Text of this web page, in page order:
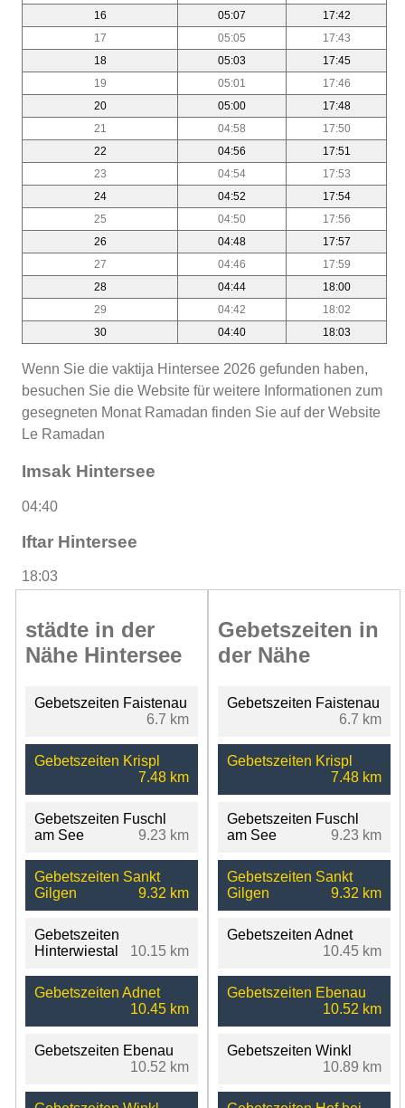
16
05:07
17:42
17
05:05
17:43
18
05:03
17:45
19
05:01
17:46
20
05:00
17:48
21
04:58
17:50
22
04:56
17:51
23
04:54
17:53
24
04:52
17:54
25
04:50
17:56
26
04:48
17:57
27
04:46
17:59
28
04:44
18:00
29
04:42
18:02
30
04:40 18:03
Wenn Sie die vaktija Hintersee 2026 gefunden haben,
besuchen Sie die Website für weitere Informationen zum
gesegneten Monat Ramadan finden Sie auf der Website
Le Ramadan
Imsak Hintersee
04:40
Iftar Hintersee
18:03
städte in der
Nähe Hintersee
Gebetszeiten Faistenau
6.7 km
Gebetszeiten Krispl
7.48 km
Gebetszeiten Fuschl
am See
9.23 km
Gebetszeiten Sankt
Gilgen
9.32 km
Gebetszeiten
Hinterwiestal
10.15 km
Gebetszeiten Adnet
10.45 km
Gebetszeiten Ebenau
10.52 km
Gebetszeiten in
der Nähe
Gebetszeiten Faistenau
6.7 km
Gebetszeiten Krispl
7.48 km
Gebetszeiten Fuschl
am See
9.23 km
Gebetszeiten Sankt
Gilgen
9.32 km
Gebetszeiten Adnet
10.45 km
Gebetszeiten Ebenau
10.52 km
Gebetszeiten Winkl
10.89 km